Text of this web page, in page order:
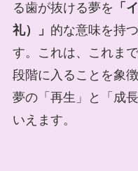
る歯が抜ける夢を 「
礼）」 的な意味を持
す。これは、これま
段階に入ることを象
夢の「再生」と「成
いえます。